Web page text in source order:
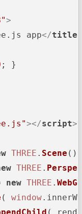
>
app</title
; }
></script>
THREE . Scene ();
THREE .
new THREE .
( window.